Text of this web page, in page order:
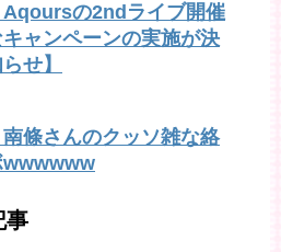
Aqoursの2ndライブ開催
ャンペーンの実施が決
せ】
南條さんのクッソ雑な絡
wwwwww
事